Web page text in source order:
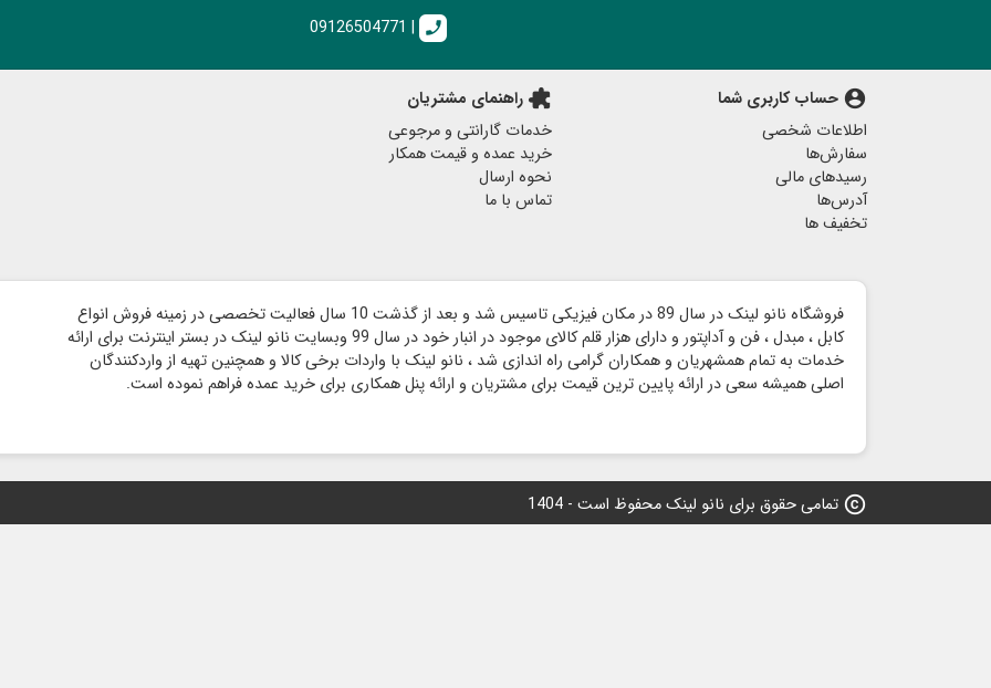
call
09126504771 |
account_circle حساب کاربری شما
اطلاعات شخصی
سفارش‌ها
رسیدهای مالی
آدرس‌ها
تخفیف ها
extension راهنمای مشتریان
خدمات گارانتی و مرجوعی
خرید عمده و قیمت همکار
نحوه ارسال
تماس با ما
فروشگاه نانو لینک در سال 89 در مکان فیزیکی تاسیس شد و بعد از گذشت 10 سال فعالیت تخصصی در زمینه فروش انواع
کابل ، مبدل ، فن و آداپتور و دارای هزار قلم کالای موجود در انبار خود در سال 99 وبسایت نانو لینک در بستر اینترنت برای ارائه
خدمات به تمام همشهریان و همکاران گرامی راه اندازی شد ، نانو لینک با واردات برخی کالا و همچنین تهیه از واردکنندگان
اصلی همیشه سعی در ارائه پایین ترین قیمت برای مشتریان و ارائه پنل همکاری برای خرید عمده فراهم نموده است.
copyright تمامی حقوق برای نانو لینک محفوظ است - 1404